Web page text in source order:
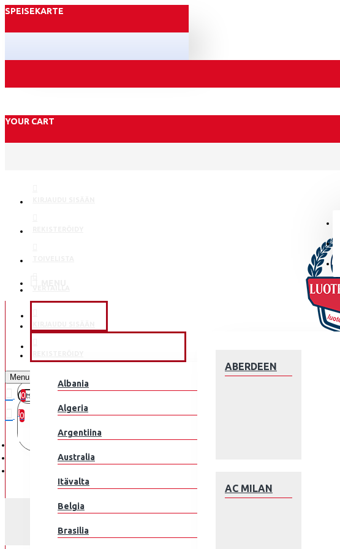
SPEISEKARTE
YOUR CART
Ostoskorisi on tyhjä!
ABERDEEN
AC MILAN
Albania
Algeria
Argentiina
Australia
Itävalta
Belgia
Brasilia
Menu
0
0